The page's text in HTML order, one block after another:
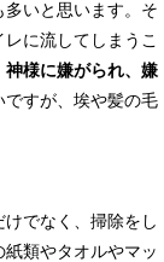
いと思います。そ
に流してしまうこ
神様に嫌がられ、嫌
すが、埃や髪の毛
でなく、掃除をし
類やタオルやマッ